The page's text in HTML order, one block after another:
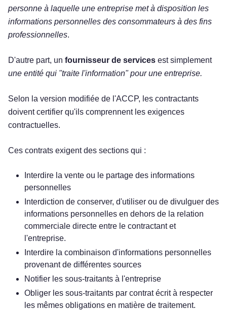
personne à laquelle une entreprise met à disposition les
informations personnelles des consommateurs à des fins
professionnelles.
D'autre part, un fournisseur de services est simplement
une entité qui "traite l'information" pour une entreprise.
Selon la version modifiée de l'ACCP, les contractants
doivent certifier qu'ils comprennent les exigences
contractuelles.
Ces contrats exigent des sections qui :
Interdire la vente ou le partage des informations
personnelles
Interdiction de conserver, d'utiliser ou de divulguer des
informations personnelles en dehors de la relation
commerciale directe entre le contractant et
l'entreprise.
Interdire la combinaison d'informations personnelles
provenant de différentes sources
Notifier les sous-traitants à l'entreprise
Obliger les sous-traitants par contrat écrit à respecter
les mêmes obligations en matière de traitement.